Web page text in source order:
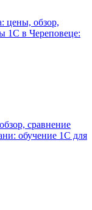
цены, обзор,
1С в Череповеце:
сравнение
обучение 1С для